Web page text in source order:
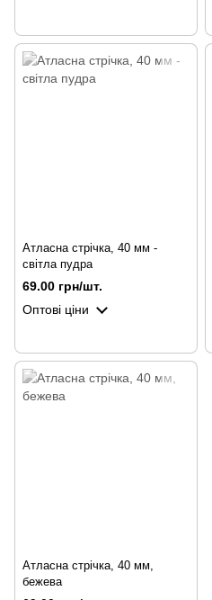
Атласна стрічка, 40 мм -
світла пудра
69.00 грн/шт.
Оптові ціни
Атласна стрічка, 40 мм,
бежева